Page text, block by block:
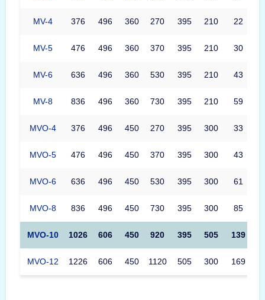
MV-4 376 496 360 270 395 210 22
MV-5 476 496 360 370 395 210 30
MV-6 636 496 360 530 395 210 43
MV-8 836 496 360 730 395 210 59
MVO-4 376 496 450 270 395 300 33
MVO-5 476 496 450 370 395 300 43
MVO-6 636 496 450 530 395 300 61
MVO-8 836 496 450 730 395 300 85
MVO-10 1026 606 450 920 395 505 139
MVO-12 1226 606 450 1120 505 300 169